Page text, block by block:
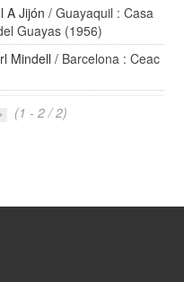
A Jijón / Guayaquil : Casa
Guayas (1956)
Mindell / Barcelona : Ceac
(1 - 2 / 2)